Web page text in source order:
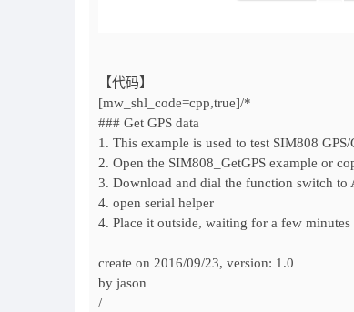
【代码】
[mw_shl_code=cpp,true]/*
### Get GPS data
1. This example is used to test SIM808
2. Open the SIM808_GetGPS example or
3. Download and dial the function switch to
4. open serial helper
4. Place it outside, waiting for a few
create on 2016/09/23, version: 1.0
by jason
/